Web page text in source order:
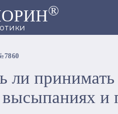
®
ли
высыпаниях